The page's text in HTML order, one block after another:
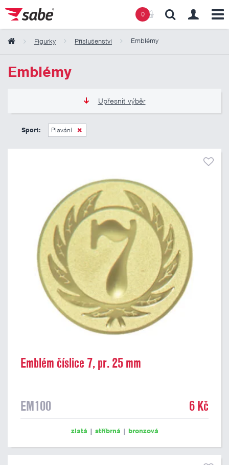
0
Figurky Příslušenství Emblémy
Emblémy
Upřesnit výběr
6 Kč
Sport: Plavání
Emblém číslice 7, pr. 25 mm
EM100 6 Kč
zlatá | stříbrná | bronzová
Obsah košíku